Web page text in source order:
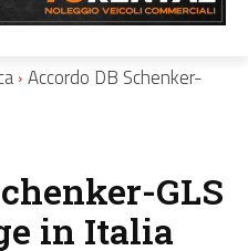
Accordo DB Schenker-
GLS
in Italia